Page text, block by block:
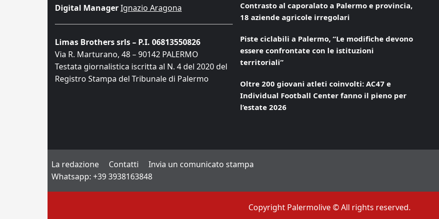
Digital ManagerIgnazio Aragona
Limas Brothers srls – P.I. 06813550826
Via R. Marturano, 48 – 90142 PALERMO
Testata giornalistica iscritta al N. 4 del 2020 del
Registro Stampa del Tribunale di Palermo
Contrasto al caporalato a Palermo e provincia,
18 aziende agricole irregolari
Piste ciclabili a Palermo, “Le modifiche devono
essere confrontate con le istituzioni
territoriali”
Oltre 200 giovani atleti coinvolti: AC47 e
Individual Football Center fanno il pieno per
l’estate 2026
La redazione Contatti
Invia un comunicato stampa
Whatsapp: +39 3938163848
Copyright Palermolive © All rights reserved.